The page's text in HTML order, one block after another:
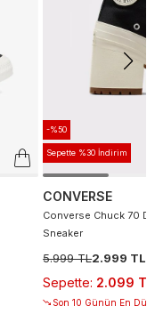
-%50
Sepette %30 İndirim
CONVERSE
Converse Chuck 70
Sneaker
5.999 TL2.999 TL
Sepette: 2.099 TL
Son 10 Günün En